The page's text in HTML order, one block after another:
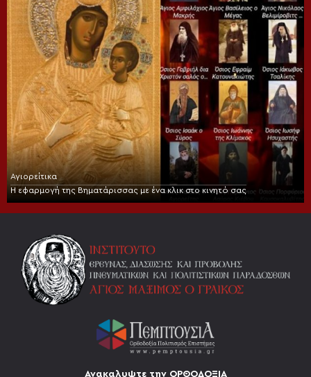
Αγιορείτικα
Η εφαρμογή της Βηματάρισσας με ένα κλικ στο κινητό σας
Ανακαλυψτε την ΟΡΘΟΔΟΞΙΑ